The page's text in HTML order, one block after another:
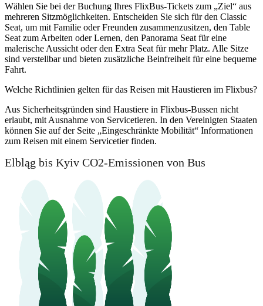
Wählen Sie bei der Buchung Ihres FlixBus-Tickets zum „Ziel“ aus
mehreren Sitzmöglichkeiten. Entscheiden Sie sich für den Classic
Seat, um mit Familie oder Freunden zusammenzusitzen, den Table
Seat zum Arbeiten oder Lernen, den Panorama Seat für eine
malerische Aussicht oder den Extra Seat für mehr Platz. Alle Sitze
sind verstellbar und bieten zusätzliche Beinfreiheit für eine bequeme
Fahrt.
Welche Richtlinien gelten für das Reisen mit Haustieren im Flixbus?
Aus Sicherheitsgründen sind Haustiere in Flixbus-Bussen nicht
erlaubt, mit Ausnahme von Servicetieren. In den Vereinigten Staaten
können Sie auf der Seite „Eingeschränkte Mobilität“ Informationen
zum Reisen mit einem Servicetier finden.
Elbląg bis Kyiv CO2-Emissionen von Bus